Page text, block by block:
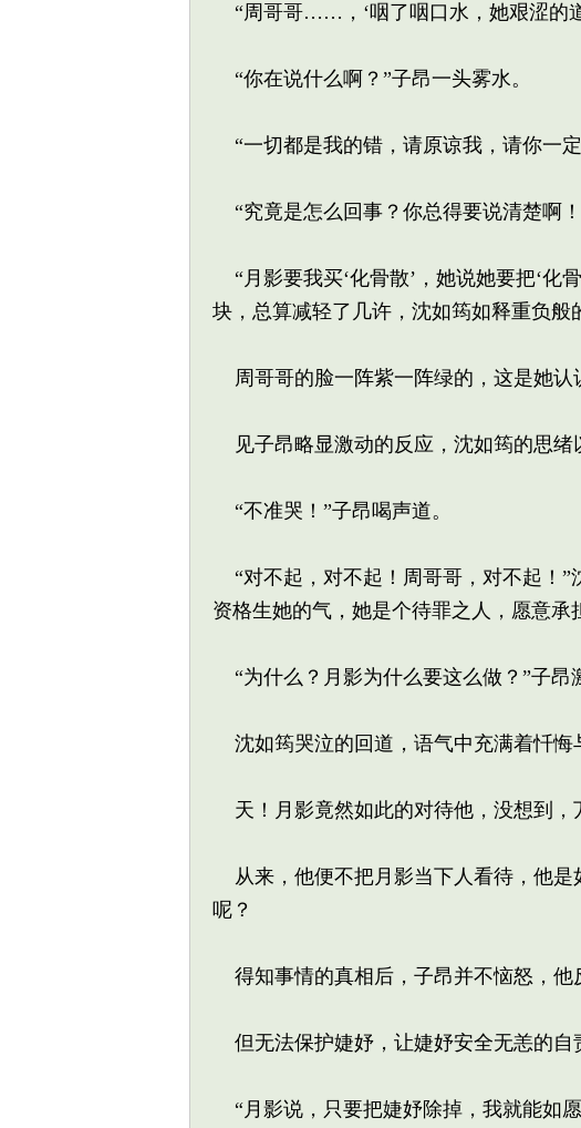
“周哥哥……，‘咽了咽口水，她艰涩的
“你在说什么啊？”子昂一头雾水。
“一切都是我的错，请原谅我，请你一
“究竟是怎么回事？你总得要说清楚啊
“月影要我买‘化骨散’，她说她要把‘化
块，总算减轻了几许，沈如筠如释重负般
周哥哥的脸一阵紫一阵绿的，这是她
见子昂略显激动的反应，沈如筠的思绪
“不准哭！”子昂喝声道。
“对不起，对不起！周哥哥，对不起！”
资格生她的气，她是个待罪之人，愿意承
“为什么？月影为什么要这么做？”子昂
沈如筠哭泣的回道，语气中充满着忏悔
天！月影竟然如此的对待他，没想到，
从来，他便不把月影当下人看待，他是
呢？
得知事情的真相后，子昂并不恼怒，他
但无法保护婕妤，让婕妤安全无恙的自
“月影说，只要把婕妤除掉，我就能如